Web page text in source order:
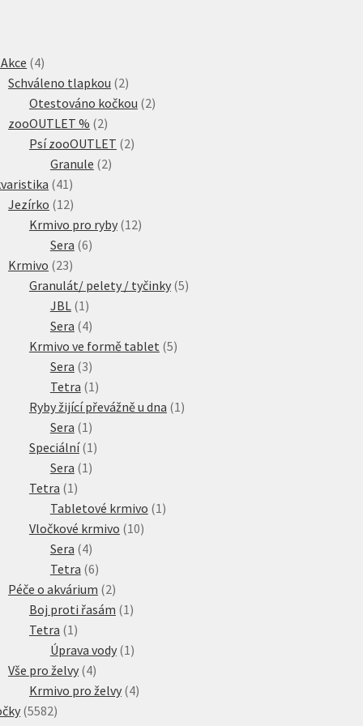
44
produkty
Schváleno tlapkou 22
produkty
Otestováno kočkou 22
zooOUTLET % 22
produkty
Psí zooOUTLET 22
Granule 22
4141
produktů
Jezírko 1212
produktů
Krmivo pro ryby 1212
Sera 66
Krmivo 2323
produktů
Granulát/ pelety / tyčinky 55
JBL 11
produkt
Sera 44
produkty
Krmivo ve formě tablet 55
Sera 33
produkty
Tetra 11
produkt
Ryby žijící převážně u dna 11
Sera 11
produkt
Speciální 11
Sera 11
Tetra 11
produkt
Tabletové krmivo 11
Vločkové krmivo 1010
Sera 44
produkty
Tetra 66
produktů
Péče o akvárium 22
produkty
Boj proti řasám 11
Tetra 11
produkt
Úprava vody 11
Vše pro želvy 44
produkty
Krmivo pro želvy 44
55825582